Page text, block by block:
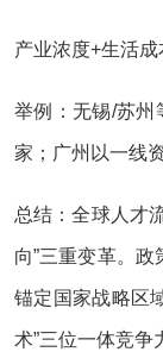
产业浓度+生活
举例：无锡/苏州
家；广州以一线
总结‌：全球人才
向”三重变革。
锚定国家战略区
术”三位一体竞争